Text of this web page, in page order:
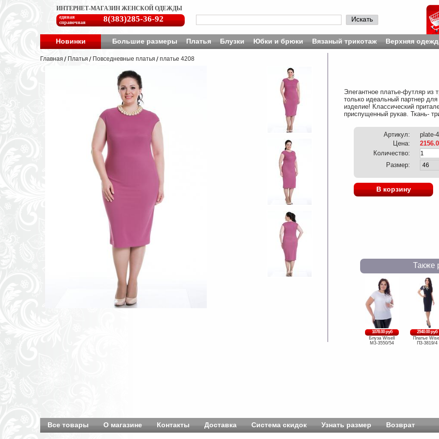
ИНТЕРНЕТ-МАГАЗИН ЖЕНСКОЙ ОДЕЖДЫ
единая
справочная
8(383)285-36-92 Искать
Новинки Большие размеры Платья Блузки Юбки и брюки Вязаный трикотаж Верхняя
Главная Платья Повседневные платья платье 4208
Элегантное платье-футляр из
только идеальный партнер
изделие! Классический
приспущенный рукав. Ткань-
Артикул:
plate-
Цена:
Количество:
Размер:
В корзину
Также
1078.00 руб
Блуза Wisell
М3-3550/54
2940.00 руб
Платье
П3-3819/4
Все товары О магазине Контакты Доставка Система скидок Узнать размер Возврат